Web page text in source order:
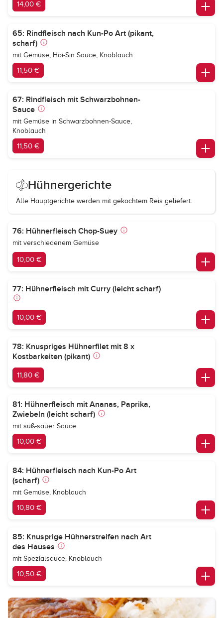
14,00 €
65: Rindfleisch nach Kun-Po Art (pikant,
scharf)
mit Gemüse, Hoi-Sin Sauce, Knoblauch
11,50 €
67: Rindfleisch mit Schwarzbohnen-
Sauce
mit Gemüse in Schwarzbohnen-Sauce,
Knoblauch
11,50 €
Hühnergerichte
Alle Hauptgerichte werden mit gekochtem Reis geliefert.
76: Hühnerfleisch Chop-Suey
mit verschiedenem Gemüse
10,00 €
77: Hühnerfleisch mit Curry (leicht scharf)
10,00 €
78: Knuspriges Hühnerfilet mit 8 x
Kostbarkeiten (pikant)
11,80 €
81: Hühnerfleisch mit Ananas, Paprika,
Zwiebeln (leicht scharf)
mit süß-sauer Sauce
10,00 €
84: Hühnerfleisch nach Kun-Po Art
(scharf)
mit Gemüse, Knoblauch
10,80 €
85: Knusprige Hühnerstreifen nach Art
des Hauses
mit Spezialsauce, Knoblauch
10,50 €